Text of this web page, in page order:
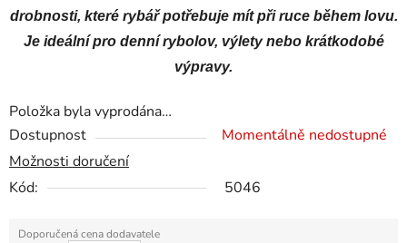
drobnosti, které rybář potřebuje mít při ruce během lovu.
Je ideální pro denní rybolov, výlety nebo krátkodobé
výpravy.
Položka byla vyprodána…
Dostupnost
Momentálně nedostupné
Možnosti doručení
Kód:
5046